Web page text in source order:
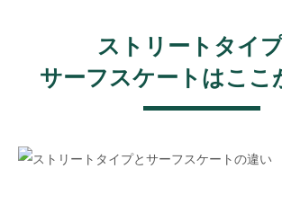
ストリートタイ
サーフスケートはここ